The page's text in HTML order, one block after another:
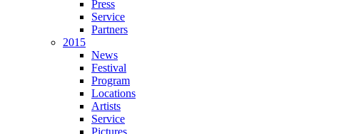
Press
Service
Partners
2015
News
Festival
Program
Locations
Artists
Service
Pictures